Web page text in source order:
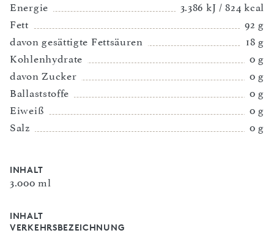
Energie
3.386 kJ / 824 kcal
Fett
92 g
davon gesättigte Fettsäuren
18 g
Kohlenhydrate
0 g
davon Zucker
0 g
Ballaststoffe
0 g
Eiweiß
0 g
Salz
0 g
INHALT
3.000 ml
INHALT
VERKEHRSBEZEICHNUNG